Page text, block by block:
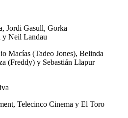
Jordi Gasull, Gorka
y Neil Landau
Macías (Tadeo Jones), Belinda
(Freddy) y Sebastián Llapur
Telecinco Cinema y El Toro